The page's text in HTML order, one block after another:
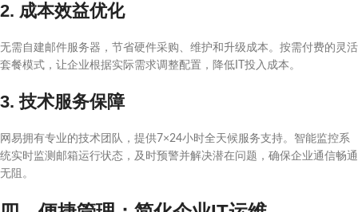
2. 成本效益优化
无需自建邮件服务器，节省硬件采购、维护和升级成本。按需付费的灵活
套餐模式，让企业根据实际需求调整配置，降低IT投入成本。
3. 技术服务保障
网易拥有专业的技术团队，提供7×24小时全天候服务支持。智能监控系
统实时监测邮箱运行状态，及时预警并解决潜在问题，确保企业通信畅通
无阻。